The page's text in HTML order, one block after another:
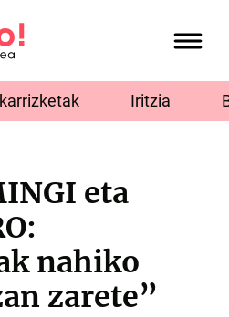
Iritzia
eta
nahiko
zarete”